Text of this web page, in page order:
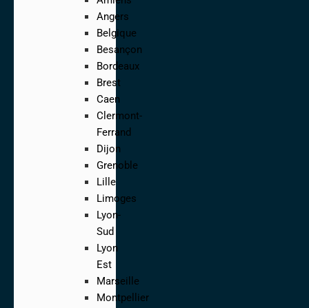
Angers
Belgique
Besançon
Bordeaux
Brest
Caen
Clermont-
Ferrand
Dijon
Grenoble
Lille
Limoges
Lyon-
Sud
Lyon
Est
Marseille
Montpellier